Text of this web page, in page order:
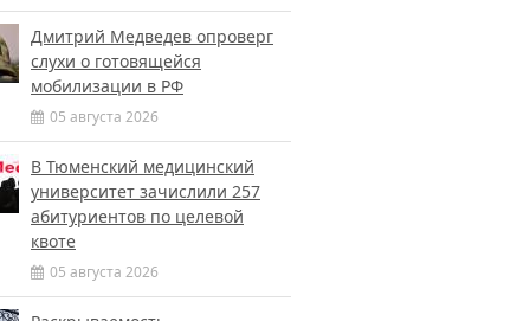
Дмитрий Медведев опроверг
слухи о готовящейся
мобилизации в РФ
05 августа 2026
В Тюменский медицинский
университет зачислили 257
абитуриентов по целевой
квоте
05 августа 2026